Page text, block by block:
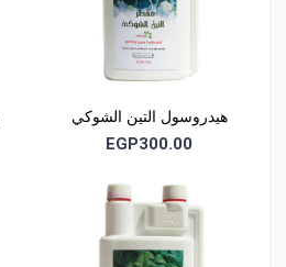
هيدروسول التين الشوكي
EGP300.00